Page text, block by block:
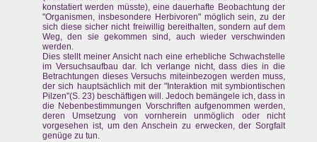
konstatiert werden müsste), eine dauerhafte Beobachtung der
"Organismen, insbesondere Herbivoren" möglich sein, zu der
sich diese sicher nicht freiwillig bereithalten, sondern auf dem
Weg, den sie gekommen sind, auch wieder verschwinden
werden.
Dies stellt meiner Ansicht nach eine erhebliche Schwachstelle
im Versuchsaufbau dar. Ich verlange nicht, dass dies in die
Betrachtungen dieses Versuchs miteinbezogen werden muss,
der sich hauptsächlich mit der "Interaktion mit symbiontischen
Pilzen"(S. 23) beschäftigen will. Jedoch bemängele ich, dass in
die Nebenbestimmungen Vorschriften aufgenommen werden,
deren Umsetzung von vornherein unmöglich oder nicht
vorgesehen ist, um den Anschein zu erwecken, der Sorgfalt
genüge zu tun.